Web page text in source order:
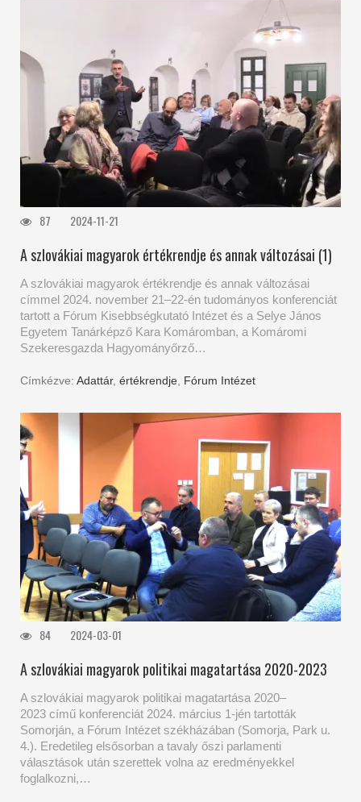
87 2024-11-21
A szlovákiai magyarok értékrendje és annak változásai (1)
A szlovákiai magyarok értékrendje és annak változásai
címmel 2024. november 21–22-én tudományos konferenciát
tartott a Fórum Kisebbségkutató Intézet és a Selye János
Egyetem Tanárképző Kara Komáromban, a Komáromi
Szekeresgazda Hagyományőrző…
Címkézve: Adattár, értékrendje Fórum Intézet
84 2024-03-01
A szlovákiai magyarok politikai magatartása 2020-2023
A szlovákiai magyarok politikai magatartása 2020–
2023 című konferenciát 2024. március 1-jén tartották
Somorján, a Fórum Intézet székházában (Somorja, Park u.
4.). Eredetileg elsősorban a tavaly őszi parlamenti
választások után szerettek volna az eredményekkel
foglalkozni,…